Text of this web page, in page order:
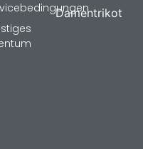
Damentrikot